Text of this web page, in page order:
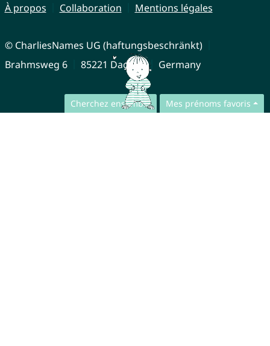
Cherchez ensemble Mes prénoms favoris
À propos
Collaboration Mentions légales
© CharliesNames UG (haftungsbeschränkt)
Brahmsweg 6
85221 Dachau Germany